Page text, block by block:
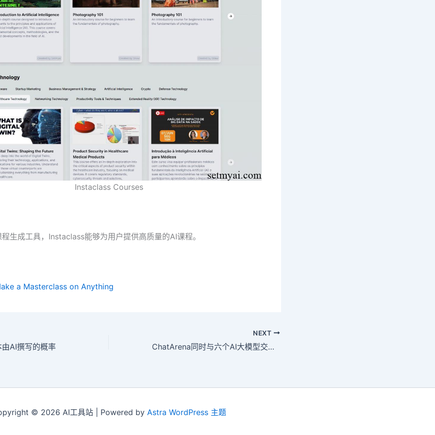
Instaclass Courses
生成工具，Instaclass能够为用户提供高质量的AI课程。
a Masterclass on Anything
AI撰写的概率
NEXT
ChatArena同时与六个AI大模型交互的工具
© 2026 AI工具站 | Powered by Astra WordPress 主题